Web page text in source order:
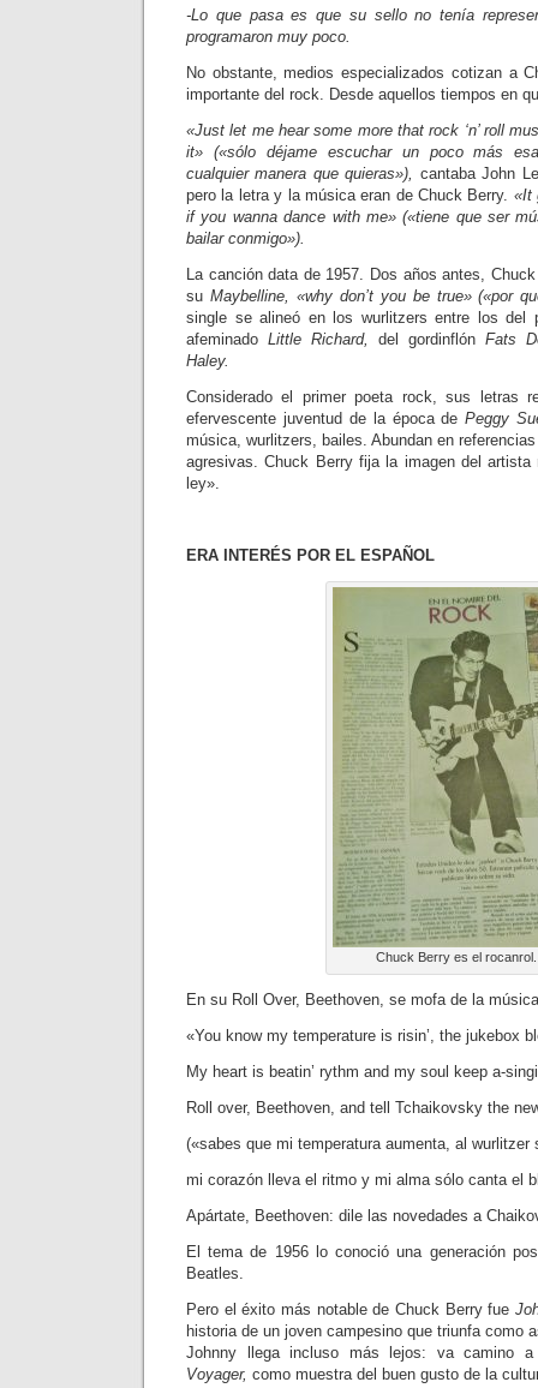
-Lo que pasa es que su sello no tenía
programaron muy poco.
No obstante, medios especializados cotizan a
importante del rock. Desde aquellos tiempos en
«Just let me hear some more that rock ‘n’ roll
it» («sólo déjame escuchar un poco más
cualquier manera que quieras»), cantaba John
pero la letra y la música eran de Chuck Berry. «It
if you wanna dance with me» («tiene que ser
bailar conmigo»).
La canción data de 1957. Dos años antes,
su Maybelline, «why don’t you be true» («por
single se alineó en los wurlitzers entre los del
afeminado Little Richard, del gordinflón Fats
Haley.
Considerado el primer poeta rock, sus letras
efervescente juventud de la época dePeggy
música, wurlitzers, bailes. Abundan en
agresivas. Chuck Berry fija la imagen del
ley».
ERA INTERÉS POR EL ESPAÑOL
Chuck Berry es el rocanrol.
En su Roll Over, Beethoven, se mofa de la
«You know my temperature is risin’, the jukebox
My heart is beatin’ rythm and my soul keep a-
Roll over, Beethoven, and tell Tchaikovsky the
(«sabes que mi temperatura aumenta, al
mi corazón lleva el ritmo y mi alma sólo canta el
Apártate, Beethoven: dile las novedades a
El tema de 1956 lo conoció una generación
Beatles.
Pero el éxito más notable de Chuck Berry fue
historia de un joven campesino que triunfa como
Johnny llega incluso más lejos: va camino
Voyager, como muestra del buen gusto de la